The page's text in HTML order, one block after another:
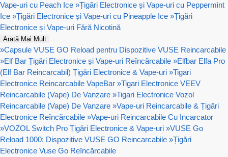
Vape-uri cu Peach Ice »Țigări Electronice și Vape-uri cu Peppermint
Ice »Țigări Electronice și Vape-uri cu Pineapple Ice »Țigări
Electronice și Vape-uri Fără Nicotină
Arată Mai Mult
»Capsule VUSE GO Reload pentru Dispozitive VUSE Reincarcabile
»Elf Bar Țigări Electronice și Vape-uri Reîncărcabile »Elfbar Elfa Pro
(Elf Bar Reincarcabil) Țigări Electronice & Vape-uri »Tigari
Electronice Reincarcabile VapeBar »Tigari Electronice VEEV
Reincarcabile (Vape) De Vanzare »Tigari Electronice Vozol
Reincarcabile (Vape) De Vanzare »Vape-uri Reincarcabile & Țigări
Electronice Reîncărcabile »Vape-uri Reincarcabile Cu Incarcator
»VOZOL Switch Pro Țigări Electronice & Vape-uri »VUSE Go
Reload 1000: Dispozitive VUSE GO Reincarcabile »Țigări
Electronice Vuse Go Reîncărcabile